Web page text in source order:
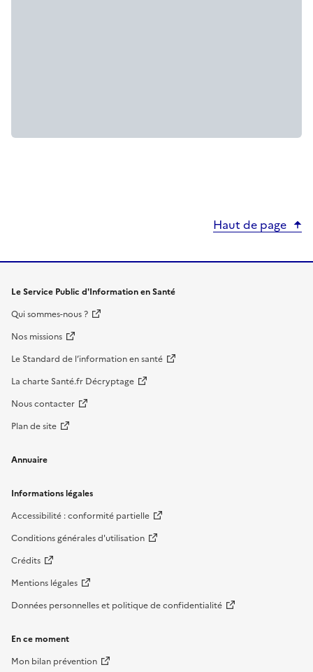
Haut de page
Le Service Public d'Information en Santé
Qui sommes-nous ?
Nos missions
Le Standard de l’information en santé
La charte Santé.fr Décryptage
Nous contacter
Plan de site
Annuaire
Informations légales
Accessibilité : conformité partielle
Conditions générales d'utilisation
Crédits
Mentions légales
Données personnelles et politique de confidentialité
En ce moment
Mon bilan prévention